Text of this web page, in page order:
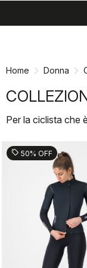
Home Donna
Per la ciclista che
sell 50% OFF